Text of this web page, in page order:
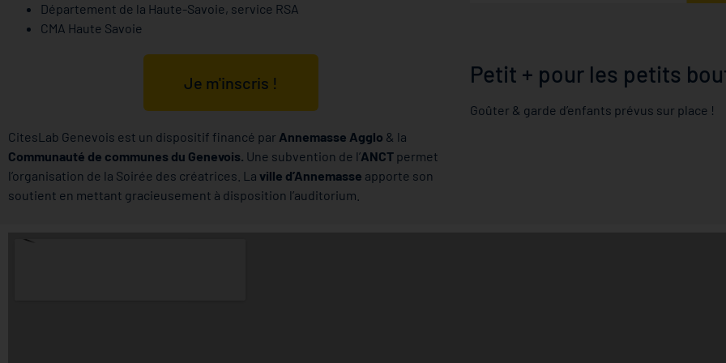
Département de la Haute-Savoie, service RSA
CMA Haute Savoie
Je m'inscris !
CitesLab Genevois est un dispositif financé par Annemasse Agglo & la
Communauté de communes du Genevois. Une subvention de l’ANCT permet
l’organisation de la Soirée des créatrices. La ville d’Annemasse apporte son
soutient en mettant gracieusement à disposition l’auditorium.
Petit + pour les petits
Goûter & garde d’enfants prévus sur place !